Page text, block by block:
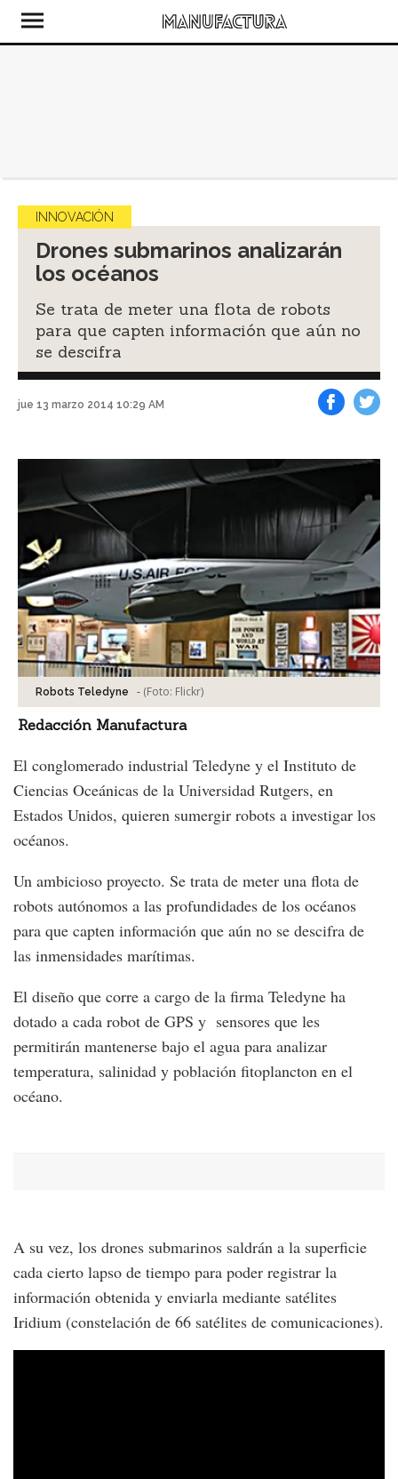
INNOVACIÓN
Drones submarinos analizarán
los océanos
Se trata de meter una flota de robots
para que capten información que aún no
se descifra
jue 13 marzo 2014 10:29 AM
Robots Teledyne - (Foto: Flickr)
Redacción Manufactura
El conglomerado industrial Teledyne y el Instituto de
Ciencias Oceánicas de la Universidad Rutgers, en
Estados Unidos, quieren sumergir robots a investigar los
océanos.
Un ambicioso proyecto. Se trata de meter una flota de
robots autónomos a las profundidades de los océanos
para que capten información que aún no se descifra de
las inmensidades marítimas.
El diseño que corre a cargo de la firma Teledyne ha
dotado a cada robot de GPS y sensores que les
permitirán mantenerse bajo el agua para analizar
temperatura, salinidad y población fitoplancton en el
océano.
A su vez, los drones submarinos saldrán a la superficie
cada cierto lapso de tiempo para poder registrar la
información obtenida y enviarla mediante satélites
Iridium (constelación de 66 satélites de comunicaciones).